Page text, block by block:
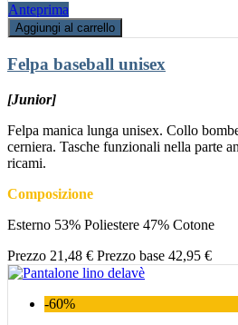
Anteprima
Aggiungi al carrello
Felpa baseball unisex
[Junior]
Felpa manica lunga unisex. Collo
cerniera. Tasche funzionali nella parte
ricami.
Composizione
Esterno 53% Poliestere 47% Cotone
Prezzo 21,48 € Prezzo base 42,95 €
-60%